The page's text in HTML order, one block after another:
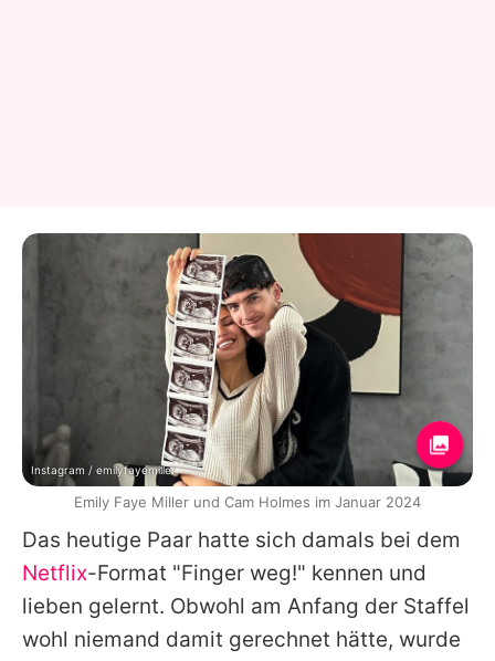
Das heutige Paar hatte sich damals bei dem
Netflix-Format "Finger weg!" kennen und
lieben gelernt. Obwohl am Anfang der Staffel
wohl niemand damit gerechnet hätte, wurde
Instagram / emilyfayemiller
Emily Faye Miller und Cam Holmes im Januar 2024